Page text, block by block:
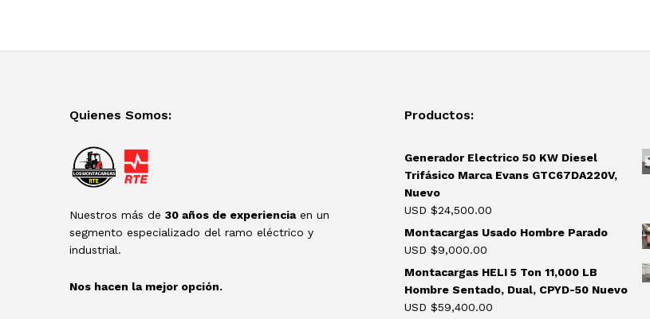
Quienes Somos:
Nuestros más de 30 años de experienciaen un
segmento especializado del ramo eléctrico y
industrial.
Nos hacen la mejor opción.
Productos:
Generador Electrico 50 KW Diesel
Trifásico Marca Evans GTC67DA220V,
Nuevo
USD $24,500.00
Montacargas Usado Hombre Parado
USD $9,000.00
Montacargas HELI 5 Ton 11,000 LB
Hombre Sentado, Dual, CPYD-50 Nuevo
USD $59,400.00